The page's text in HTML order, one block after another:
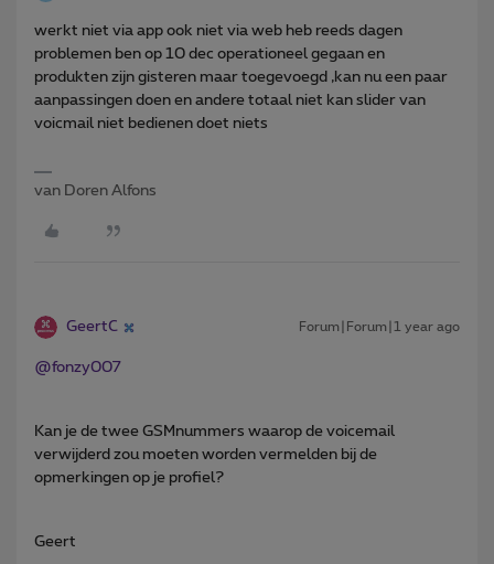
werkt niet via app ook niet via web heb reeds dagen
problemen ben op 10 dec operationeel gegaan en
produkten zijn gisteren maar toegevoegd ,kan nu een paar
aanpassingen doen en andere totaal niet kan slider van
voicmail niet bedienen doet niets
van Doren Alfons
GeertC Forum|Forum|1 year ago
@fonzy007
Kan je de twee GSMnummers waarop de voicemail
verwijderd zou moeten worden vermelden bij de
opmerkingen op je profiel?
Geert